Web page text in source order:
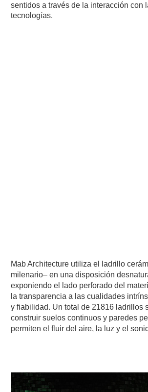
sentidos a través de la interacción con
tecnologías.
Mab Architecture utiliza el ladrillo
milenario– en una disposición
exponiendo el lado perforado del
la transparencia a las cualidades
y fiabilidad. Un total de 21816 ladrillos
construir suelos continuos y paredes
permiten el fluir del aire, la luz y el